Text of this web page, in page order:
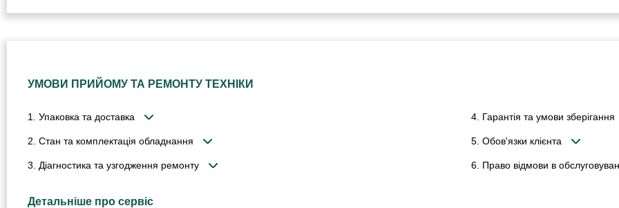
УМОВИ ПРИЙОМУ ТА РЕМОНТУ ТЕХНІКИ
1. Упаковка та доставка
2. Стан та комплектація обладнання
3. Діагностика та узгодження ремонту
4. Гарантія та умови зберігання
5. Обов'язки клієнта
6. Право відмови в
Детальніше про сервіс